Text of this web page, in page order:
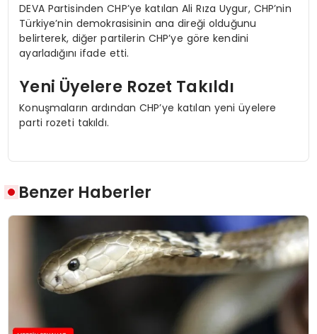
DEVA Partisinden CHP’ye katılan Ali Rıza Uygur, CHP’nin
Türkiye’nin demokrasisinin ana direği olduğunu
belirterek, diğer partilerin CHP’ye göre kendini
ayarladığını ifade etti.
Yeni Üyelere Rozet Takıldı
Konuşmaların ardından CHP’ye katılan yeni üyelere
parti rozeti takıldı.
Benzer Haberler